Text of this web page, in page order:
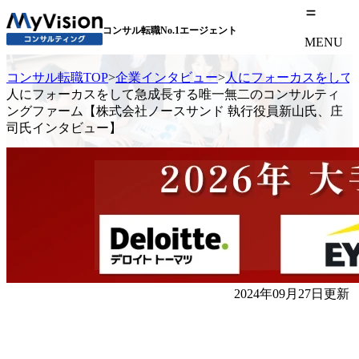
コンサル転職No.1エージェント
MENU
コンサル転職TOP>企業インタビュー>人にフォーカスをし
人にフォーカスをして急成長する唯一無二のコンサルティ
ングファーム【株式会社ノースサンド 執行役員新山氏、庄
司氏インタビュー】
2024年09月27日更新